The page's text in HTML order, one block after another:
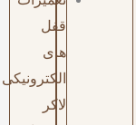
قفل
های
الکترونیکی
لاکر